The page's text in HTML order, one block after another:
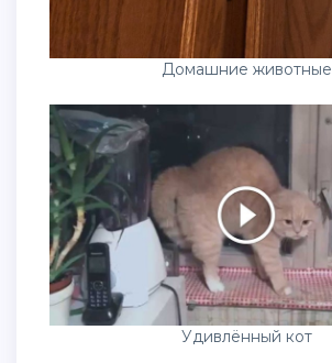
Домашние животные
Удивлённый кот